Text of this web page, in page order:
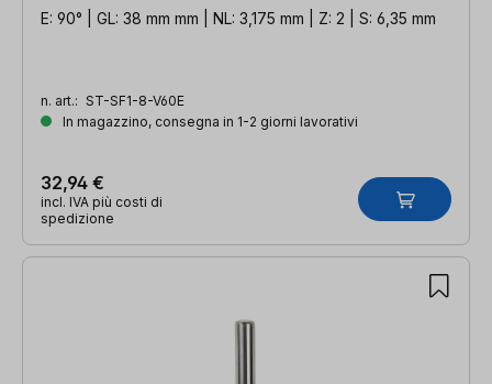
E: 90° | GL: 38 mm mm | NL: 3,175 mm | Z: 2 | S: 6,35 mm
n. art.: ST-SF1-8-V60E
In magazzino, consegna in 1-2 giorni lavorativi
32,94 €
incl. IVA più costi di
spedizione